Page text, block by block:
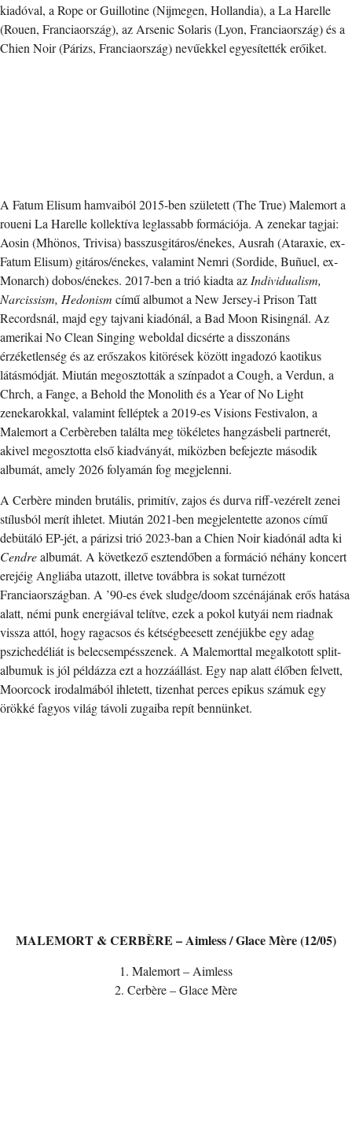
kiadóval, a Rope or Guillotine (Nijmegen, Hollandia), a La Harelle
(Rouen, Franciaország), az Arsenic Solaris (Lyon, Franciaország) és a
Chien Noir (Párizs, Franciaország) nevűekkel egyesítették erőiket.
A Fatum Elisum hamvaiból 2015-ben született (The True) Malemort a
roueni La Harelle kollektíva leglassabb formációja. A zenekar tagjai:
Aosin (Mhönos, Trivisa) basszusgitáros/énekes, Ausrah (Ataraxie, ex-
Fatum Elisum) gitáros/énekes, valamint Nemri (Sordide, Buñuel, ex-
Monarch) dobos/énekes. 2017-ben a trió kiadta az Individualism,
Narcissism, Hedonism című albumot a New Jersey-i Prison Tatt
Recordsnál, majd egy tajvani kiadónál, a Bad Moon Risingnál. Az
amerikai No Clean Singing weboldal dicsérte a disszonáns
érzéketlenség és az erőszakos kitörések között ingadozó kaotikus
látásmódját. Miután megosztották a színpadot a Cough, a Verdun, a
Chrch, a Fange, a Behold the Monolith és a Year of No Light
zenekarokkal, valamint felléptek a 2019-es Visions Festivalon, a
Malemort a Cerbèreben találta meg tökéletes hangzásbeli partnerét,
akivel megosztotta első kiadványát, miközben befejezte második
albumát, amely 2026 folyamán fog megjelenni.
A Cerbère minden brutális, primitív, zajos és durva riff-vezérelt zenei
stílusból merít ihletet. Miután 2021-ben megjelentette azonos című
debütáló EP-jét, a párizsi trió 2023-ban a Chien Noir kiadónál adta ki
Cendrealbumát. A következő esztendőben a formáció néhány koncert
erejéig Angliába utazott, illetve továbbra is sokat turnézott
Franciaországban. A ’90-es évek sludge/doom szcénájának erős hatása
alatt, némi punk energiával telítve, ezek a pokol kutyái nem riadnak
vissza attól, hogy ragacsos és kétségbeesett zenéjükbe egy adag
pszichedéliát is belecsempésszenek. A Malemorttal megalkotott split-
albumuk is jól példázza ezt a hozzáállást. Egy nap alatt élőben felvett,
Moorcock irodalmából ihletett, tizenhat perces epikus számuk egy
örökké fagyos világ távoli zugaiba repít bennünket.
MALEMORT & CERBÈRE – Aimless / Glace Mère (12/05)
1. Malemort – Aimless
2. Cerbère – Glace Mère